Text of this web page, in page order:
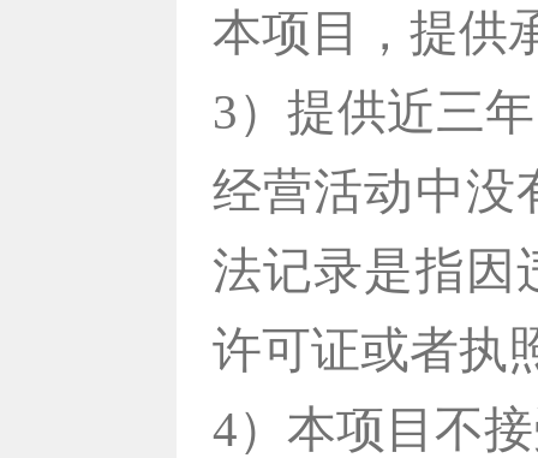
本项目，提供
3）提供近三
经营活动中没
法记录是指因
许可证或者执
4）本项目不